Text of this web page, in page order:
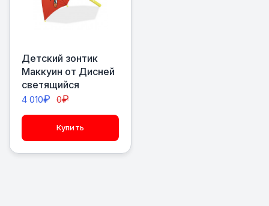
Детский зонтик
Маккуин от Дисней
светящийся
4 010₽ 0₽
Купить